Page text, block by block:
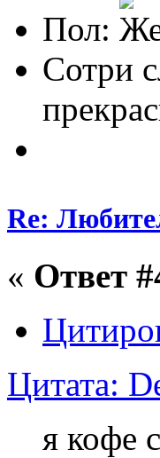
Пол:
Сотри
Re:
« Ответ
Цитата:
я кофе